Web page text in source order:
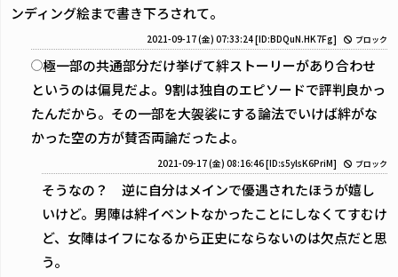
ンディング絵まで書き下ろされて。
2021-09-17 (金) 07:33:24[ID:BDQuN.HK7Fg] ブロック
極一部の共通部分だけ挙げて絆ストーリーがあり合わせ
というのは偏見だよ。9割は独自のエピソードで評判良かっ
たんだから。その一部を大袈裟にする論法でいけば絆がな
かった空の方が賛否両論だったよ。
2021-09-17 (金) 08:16:46[ID:s5ylsK6PriM] ブロック
そうなの？ 逆に自分はメインで優遇されたほうが嬉し
いけど。男陣は絆イベントなかったことにしなくてすむけ
ど、女陣はイフになるから正史にならないのは欠点だと思
う。